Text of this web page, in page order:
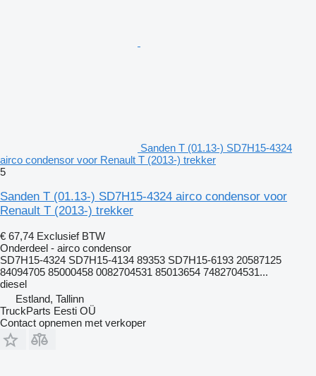
Sanden T (01.13-) SD7H15-4324
airco condensor voor Renault T (2013-) trekker
5
Sanden T (01.13-) SD7H15-4324 airco condensor voor
Renault T (2013-) trekker
€ 67,74 Exclusief BTW
Onderdeel - airco condensor
SD7H15-4324 SD7H15-4134 89353 SD7H15-6193 20587125
84094705 85000458 0082704531 85013654 7482704531...
diesel
Estland, Tallinn
TruckParts Eesti OÜ
Contact opnemen met verkoper